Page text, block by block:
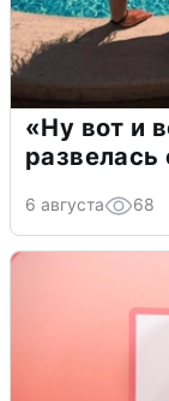
«Ну вот и
6 августа 68